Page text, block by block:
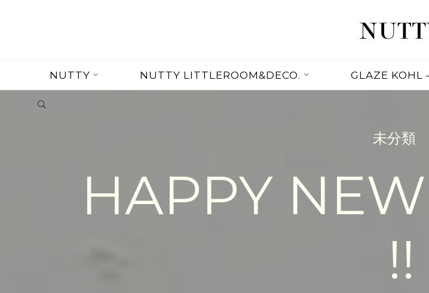
NUTTY NUTTY LITTLEROOM&DECO. GLAZE KOHL
未分類
HAPPY
!!